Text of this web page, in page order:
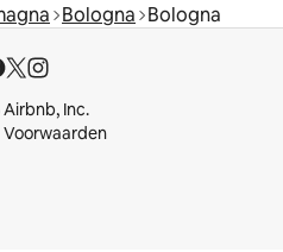
Bologna Bologna
Inc.
Voorwaarden